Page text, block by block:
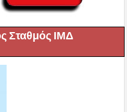
Σταθμός ΙΜΔ